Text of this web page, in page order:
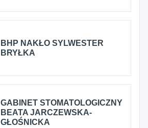
BHP NAKŁO SYLWESTER
BRYŁKA
GABINET STOMATOLOGICZNY
BEATA JARCZEWSKA-
GŁOŚNICKA